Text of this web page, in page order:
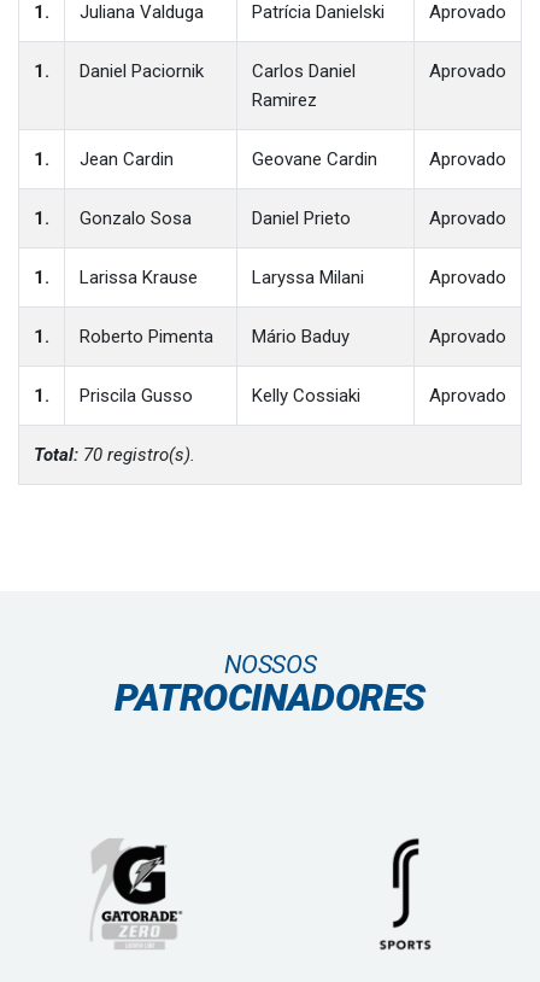
1. Juliana Valduga Patrícia Danielski Aprovado
1. Daniel Paciornik
Carlos Daniel
Ramirez
Aprovado
1. Jean Cardin Geovane Cardin Aprovado
1. Gonzalo Sosa Daniel Prieto Aprovado
1. Larissa Krause Laryssa Milani Aprovado
1. Roberto Pimenta Mário Baduy Aprovado
1. Priscila Gusso Kelly Cossiaki Aprovado
Total: 70 registro(s).
NOSSOS
PATROCINADORES